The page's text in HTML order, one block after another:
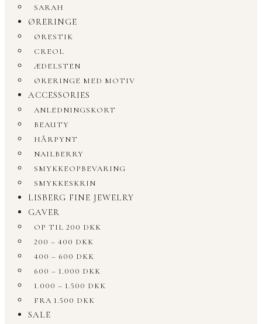
SARAH
ØRERINGE
ØRESTIK
CREOL
ÆDELSTEN
ØRERINGE MED MOTIV
ACCESSORIES
ANLEDNINGSKORT
BEAUTY
HÅRPYNT
NAILBERRY
SMYKKEOPBEVARING
SMYKKESKRIN
LISBERG FINE JEWELRY
GAVER
OP TIL 200 DKK
200 – 400 DKK
400 – 600 DKK
600 – 1.000 DKK
1.000 – 1.500 DKK
FRA 1.500 DKK
SALE